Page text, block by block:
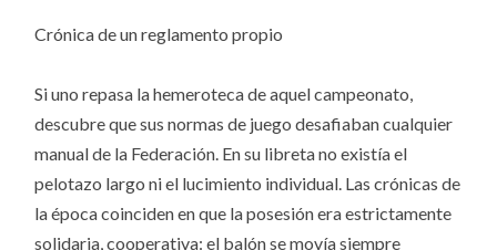
Crónica de un reglamento propio
Si uno repasa la hemeroteca de aquel campeonato,
descubre que sus normas de juego desafiaban cualquier
manual de la Federación. En su libreta no existía el
pelotazo largo ni el lucimiento individual. Las crónicas de
la época coinciden en que la posesión era estrictamente
solidaria, cooperativa: el balón se movía siempre